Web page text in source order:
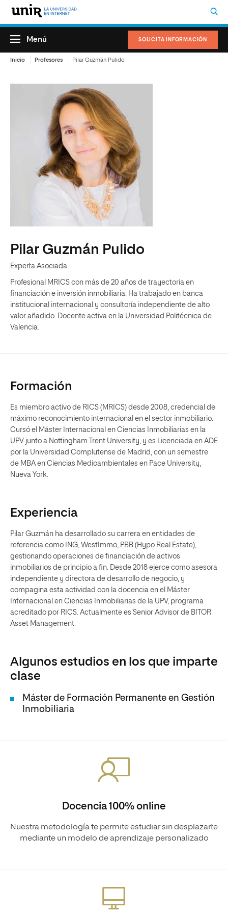
SOLICITA INFORMACIÓN
Menú
Inicio Profesores Pilar Guzmán Pulido
Pilar Guzmán Pulido
Experta Asociada
Profesional MRICS con más de 20 años de trayectoria en
financiación e inversión inmobiliaria. Ha trabajado en banca
institucional internacional y consultoría independiente de alto
valor añadido. Docente activa en la Universidad Politécnica de
Valencia.
Formación
Es miembro activo de RICS (MRICS) desde 2008, credencial de
máximo reconocimiento internacional en el sector inmobiliario.
Cursó el Máster Internacional en Ciencias Inmobiliarias en la
UPV junto a Nottingham Trent University, y es Licenciada en ADE
por la Universidad Complutense de Madrid, con un semestre
de MBA en Ciencias Medioambientales en Pace University,
Nueva York.
Experiencia
Pilar Guzmán ha desarrollado su carrera en entidades de
referencia como ING, WestImmo, PBB (Hypo Real Estate),
gestionando operaciones de financiación de activos
inmobiliarios de principio a fin. Desde 2018 ejerce como asesora
independiente y directora de desarrollo de negocio, y
compagina esta actividad con la docencia en el Máster
Internacional en Ciencias Inmobiliarias de la UPV, programa
acreditado por RICS. Actualmente es Senior Advisor de BITOR
Asset Management.
Algunos estudios en los que imparte
clase
Máster de Formación Permanente en Gestión
Inmobiliaria
Docencia 100% online
Nuestra metodología te permite estudiar sin desplazarte
mediante un modelo de aprendizaje personalizado